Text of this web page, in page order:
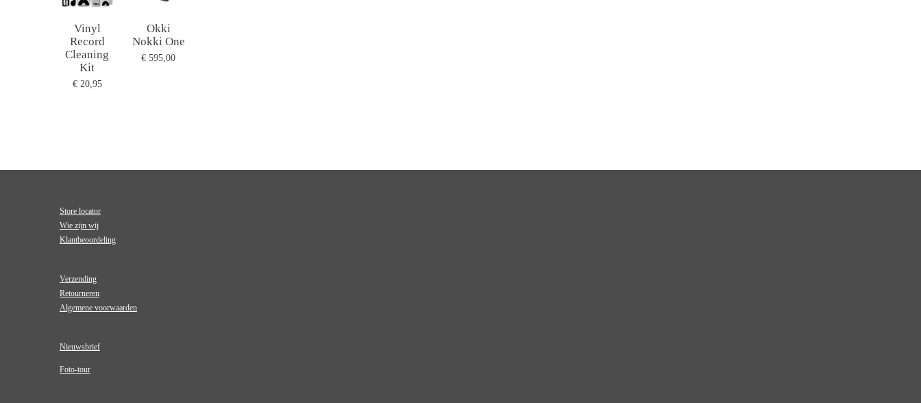
Vinyl
Record
Cleaning
Kit
€ 20,95
Okki
Nokki One
€ 595,00
Store locator
Wie zijn wij
Klantbeoordeling
Verzending
Retourneren
Algemene voorwaarden
Nieuwsbrief
Foto-tour